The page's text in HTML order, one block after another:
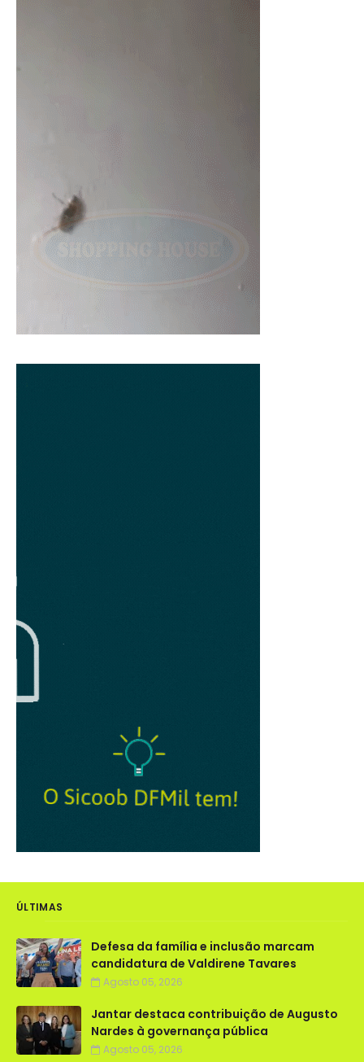
ÚLTIMAS
Defesa da família e inclusão marcam
candidatura de Valdirene Tavares
Agosto 05, 2026
Jantar destaca contribuição de Augusto
Nardes à governança pública
Agosto 05, 2026